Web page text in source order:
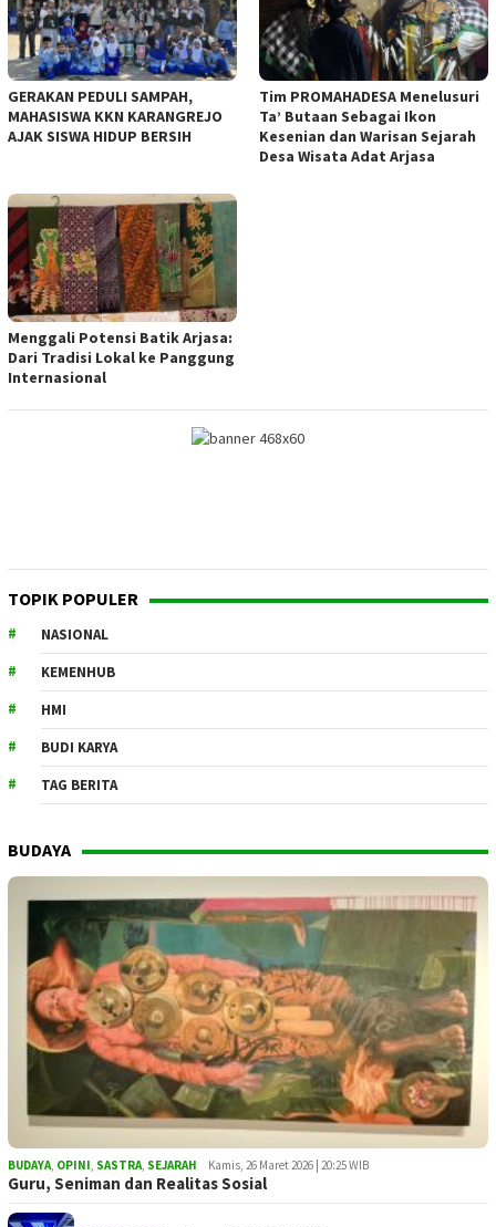
GERAKAN PEDULI SAMPAH,
MAHASISWA KKN KARANGREJO
AJAK SISWA HIDUP BERSIH
Tim PROMAHADESA Menelusuri
Ta’ Butaan Sebagai Ikon
Kesenian dan Warisan Sejarah
Desa Wisata Adat Arjasa
Menggali Potensi Batik Arjasa:
Dari Tradisi Lokal ke Panggung
Internasional
TOPIK POPULER
NASIONAL
KEMENHUB
HMI
BUDI KARYA
TAG BERITA
BUDAYA
BUDAYA, OPINI, SASTRA, SEJARAH Kamis, 26 Maret 2026 | 20:25 WIB
Guru, Seniman dan Realitas Sosial